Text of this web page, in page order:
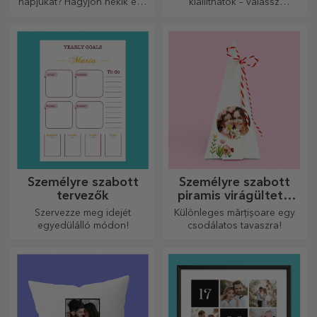
italát.
Szeretnéd igazán látványossá
tenni kulináris alkotásaid
tálalását? Válassz pala
tányérokat, és alkoss saját
Személyre szabott
plüss játékok
Egy olyan ajándék, amely
akkor is közel lehet hozzájuk,
amikor Ön nincs ott, a
személyre szabott